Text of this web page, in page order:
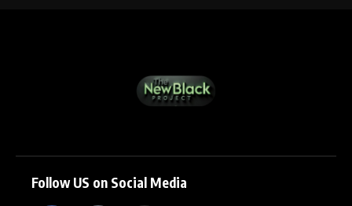
Follow US on Social Media